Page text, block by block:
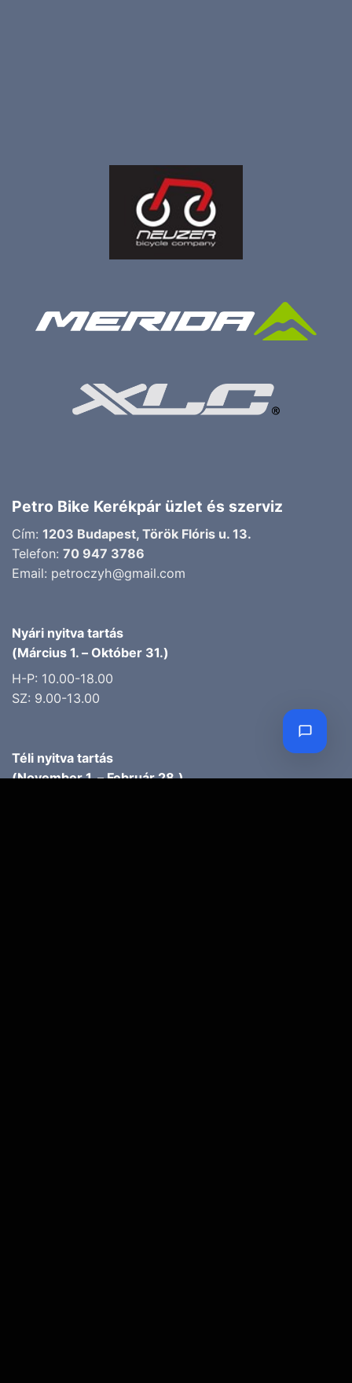
Petro Bike Kerékpár üzlet és szerviz
Cím: 1203 Budapest, Török Flóris u. 13.
Telefon: 70 947 3786
Email: petroczyh@gmail.com
Nyári nyitva tartás
(Március 1. – Október 31.)
H-P: 10.00-18.00
SZ: 9.00-13.00
Téli nyitva tartás
(November 1. – Február 28.)